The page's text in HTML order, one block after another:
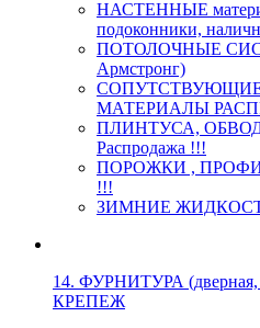
НАСТЕННЫЕ
подоконники,
ПОТОЛОЧНЫЕ
Армстронг)
МАТЕРИАЛЫ
ПЛИНТУСА, ОБВОДЫ
Распродажа !!!
ПОРОЖКИ ,
!!!
ЗИМНИЕ
14. ФУРНИТУРА
КРЕПЕЖ